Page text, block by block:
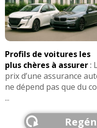
Stop and start:oui
(micro-hybride)
Geometrie:
Taux de
Bloc: aluminium
Huile:0W-20, API
Profils de voitures les
plus chères à assurer:
prix d’une assurance
ne dépend pas que du
...